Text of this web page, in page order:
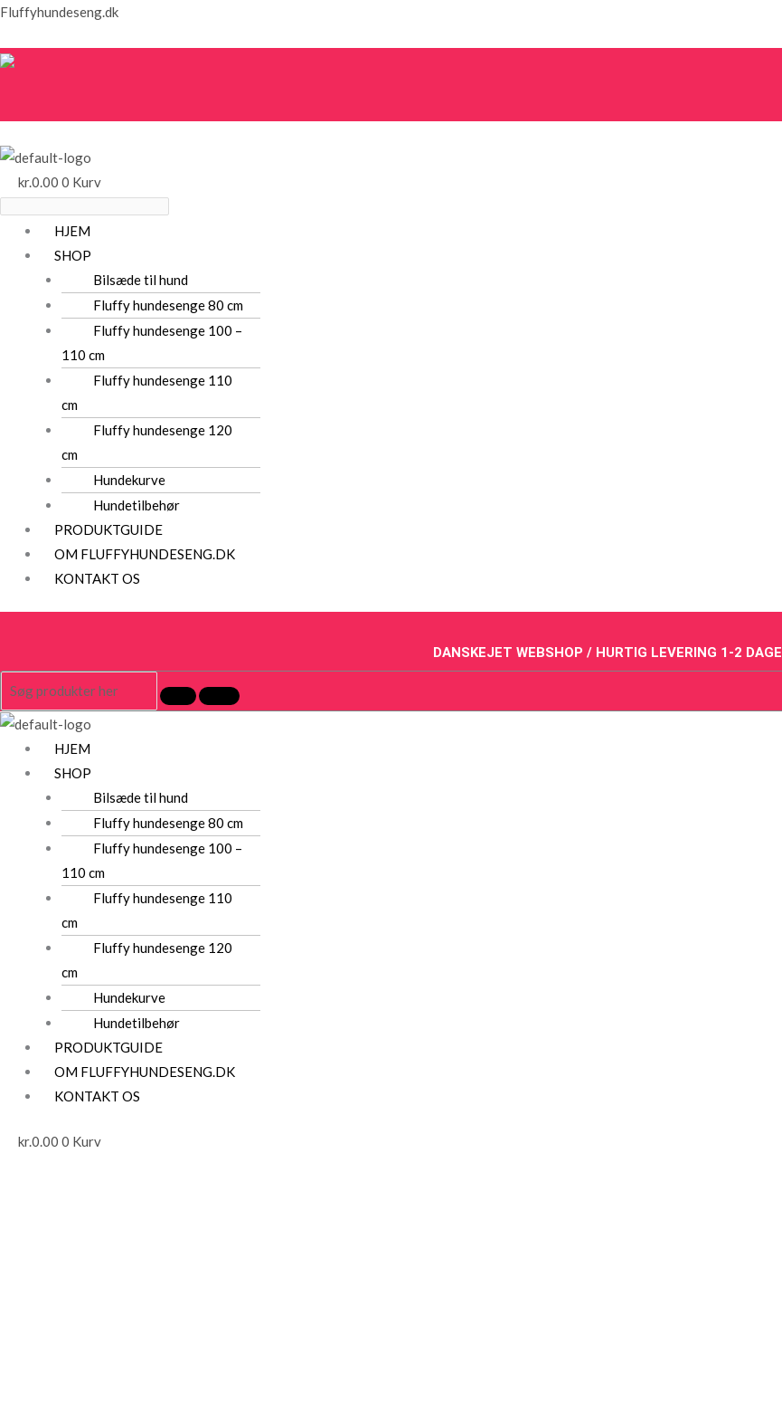
Gå
indholdet
Fluffyhundeseng.dk
kr.0.00 0 Kurv
Menu
HJEM
SHOP
Bilsæde til hund
Fluffy hundesenge 80 cm
Fluffy hundesenge 100 –
110 cm
Fluffy hundesenge 110
cm
Fluffy hundesenge 120
cm
Hundekurve
Hundetilbehør
PRODUKTGUIDE
OM FLUFFYHUNDESENG.DK
KONTAKT OS
DANSKEJET WEBSHOP / HURTIG LEVERING 1-2 DAGE
Menu
HJEM
SHOP
Bilsæde til hund
Fluffy hundesenge 80 cm
Fluffy hundesenge 100 –
110 cm
Fluffy hundesenge 110
cm
Fluffy hundesenge 120
cm
Hundekurve
Hundetilbehør
PRODUKTGUIDE
OM FLUFFYHUNDESENG.DK
KONTAKT OS
kr.0.00 0 Kurv